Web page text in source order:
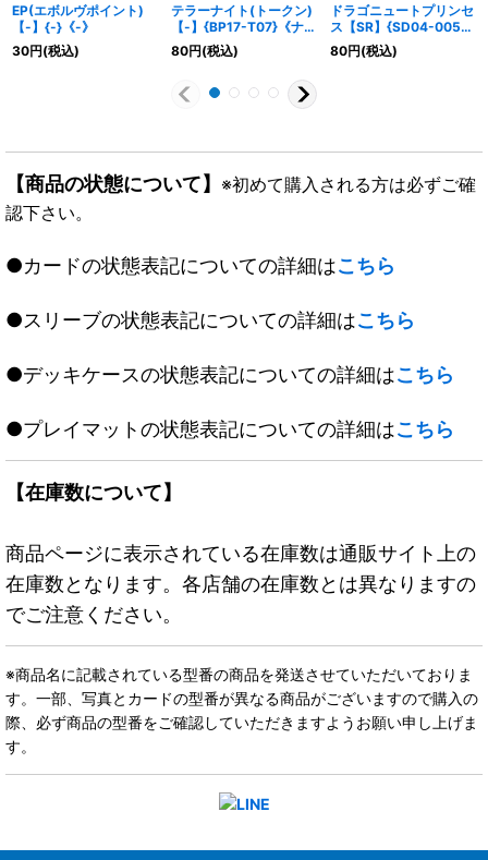
EP(エボルヴポイント)
【-】{-}《-》
30円(税込)
テラーナイト(トークン)
【-】{BP17-T07}《ナイ
トメア》
80円(税込)
ドラゴニュートプリンセ
ス【SR】{SD04-005}
《ドラゴン》
80円(税込)
【商品の状態について】 ※初めて購入される方は必ずご確
認下さい。
●カードの状態表記についての詳細はこちら
●スリーブの状態表記についての詳細はこちら
●デッキケースの状態表記についての詳細はこちら
●プレイマットの状態表記についての詳細はこちら
【在庫数について】
商品ページに表示されている在庫数は通販サイト上の
在庫数となります。各店舗の在庫数とは異なりますの
でご注意ください。
※商品名に記載されている型番の商品を発送させていただいておりま
す。一部、写真とカードの型番が異なる商品がございますので購入の
際、必ず商品の型番をご確認していただきますようお願い申し上げま
す。